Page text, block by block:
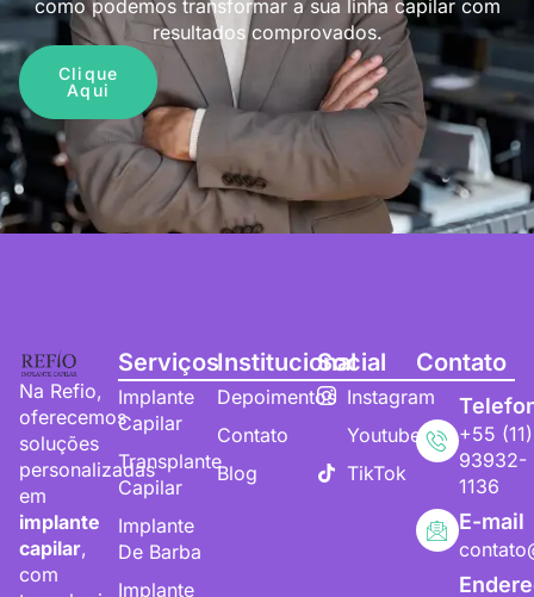
como podemos transformar a sua linha capilar com
resultados comprovados.
Clique
Aqui
Na Refio,
oferecemos
soluções
personalizadas
em
implante
capilar,
com
Serviços
Implante
Capilar
Transplante
Capilar
Implante
De Barba
Implante
Institucional
Depoimentos
Contato
Blog
Social
Instagram
Youtube
TikTok
Contato
+55 (11)
93932-
1136
E-mail